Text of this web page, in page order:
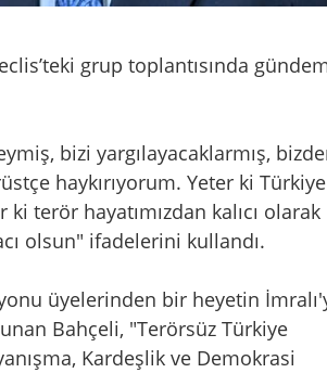
grup toplantısında
bizi yargılayacaklarmış,
haykırıyorum. Yeter ki
terör hayatımızdan kalıcı olarak
olsun" ifadelerini kullandı.
üyelerinden bir heyetin
Bahçeli, "Terörsüz Türkiye
Kardeşlik ve Demokrasi